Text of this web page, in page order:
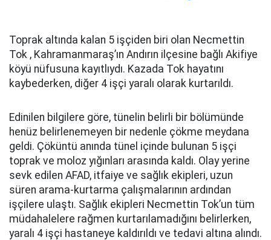
Toprak altında kalan 5 işçiden biri olan Necmettin
Tok , Kahramanmaraş’ın Andırın ilçesine bağlı Akifiye
köyü nüfusuna kayıtlıydı. Kazada Tok hayatını
kaybederken, diğer 4 işçi yaralı olarak kurtarıldı.
Edinilen bilgilere göre, tünelin belirli bir bölümünde
henüz belirlenemeyen bir nedenle çökme meydana
geldi. Çöküntü anında tünel içinde bulunan 5 işçi
toprak ve moloz yığınları arasında kaldı. Olay yerine
sevk edilen AFAD, itfaiye ve sağlık ekipleri, uzun
süren arama-kurtarma çalışmalarının ardından
işçilere ulaştı. Sağlık ekipleri Necmettin Tok’un tüm
müdahalelere rağmen kurtarılamadığını belirlerken,
yaralı 4 işçi hastaneye kaldırıldı ve tedavi altına alındı.